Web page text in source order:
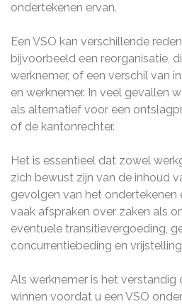
ondertekenen ervan.
Een VSO kan verschillende
bijvoorbeeld een reorganisatie,
werknemer, of een verschil van
en werknemer. In veel gevallen
als alternatief voor een
of de kantonrechter.
Het is essentieel dat zowel
zich bewust zijn van de inhoud
gevolgen van het ondertekenen
vaak afspraken over zaken als
eventuele transitievergoeding,
concurrentiebeding en
Als werknemer is het verstandig
winnen voordat u een VSO